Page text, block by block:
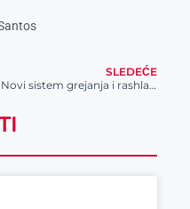
SLEDEĆE
Novi sistem grejanja i rashlađivanja u dvorani Dušan Silni u Srpskoj Crnji